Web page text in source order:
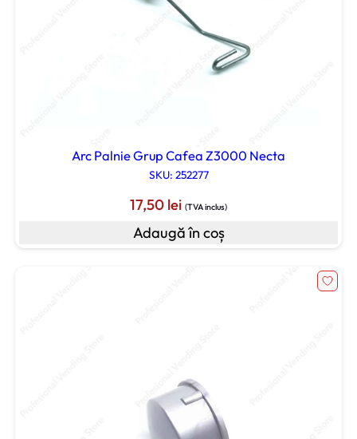
Arc Palnie Grup Cafea Z3000 Necta
SKU: 252277
17,50 lei (TVA inclus)
Adaugă în coș